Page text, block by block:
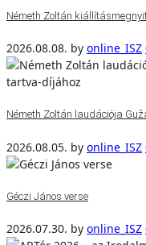
Németh Zoltán
2026.08.08. by online_ISZ
Németh Zoltán laudációja
2026.08.05. by online_ISZ
Géczi János verse
2026.07.30. by online_ISZ